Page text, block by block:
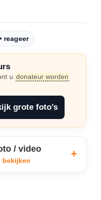
reageer
u donateur worden
grote foto’s
/ video
bekijken